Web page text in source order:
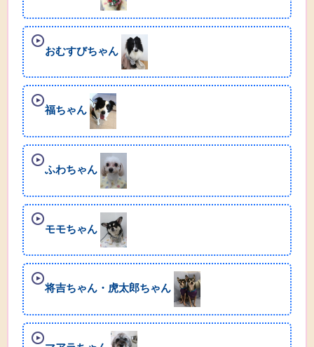
おむすびちゃん
福ちゃん
ふわちゃん
モモちゃん
将吉ちゃん・虎太郎ちゃん